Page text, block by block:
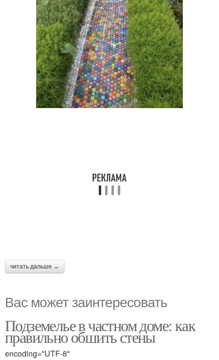
читать дальше →
Вас может заинтересовать
Подземелье в частном доме: как
правильно обшить стены
encoding="UTF-8"